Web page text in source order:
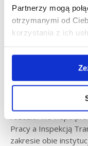
Partnerzy mogą
otrzymanymi od
korzystania z ich
pomiędzy
Aktualności Marcin
Podpisy zostały
Pracy a Inspekcją
zakresie obie